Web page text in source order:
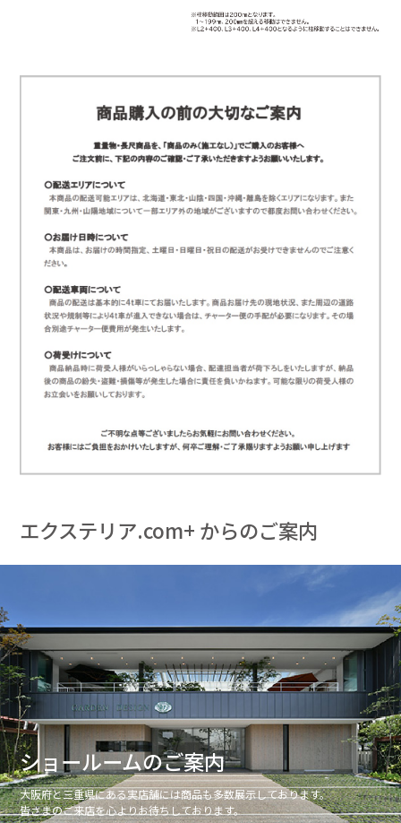
エクステリア.com+ からのご案内
ショールームのご案内
大阪府と三重県にある実店舗には商品も多数展示しております。
皆さまのご来店を心よりお待ちしております。